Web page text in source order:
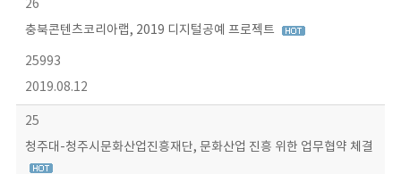
26
충북콘텐츠코리아랩, 2019 디지털공예 프로젝트
25993
2019.08.12
25
청주대-청주시문화산업진흥재단, 문화산업 진흥 위한 업무협약 체결